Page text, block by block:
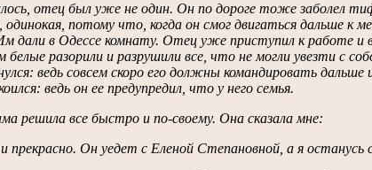
отец был уже не один. Он по дороге тоже заболел
одинокая, потому что, когда он смог двигаться дальше к
дали в Одессе комнату. Отец уже приступил к работе и
белые разорили и разрушили все, что не могли увезти с
ведь совсем скоро его должны командировать
ведь он ее предупредил, что у него семья.
решила все быстро и по-своему. Она сказала мне:
прекрасно. Он уедет с Еленой Степановной, а я останусь